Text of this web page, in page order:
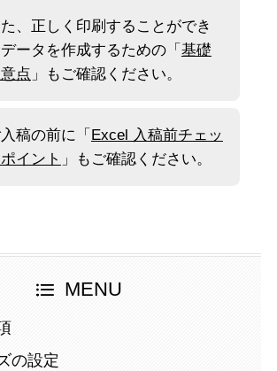
た、正しく印刷することができ
ータを作成するための「 基礎
点 」もご確認ください。
稿の前に 「 Excel 入稿前チェッ
イント 」もご確認ください。
MENU
の設定